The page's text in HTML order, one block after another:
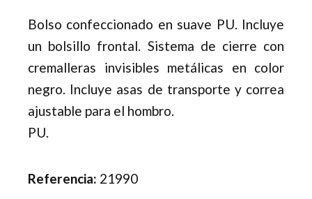
Bolso confeccionado en suave PU. Incluye
un bolsillo frontal. Sistema de cierre con
cremalleras invisibles metálicas en color
negro. Incluye asas de transporte y correa
ajustable para el hombro.
PU.
Referencia: 21990